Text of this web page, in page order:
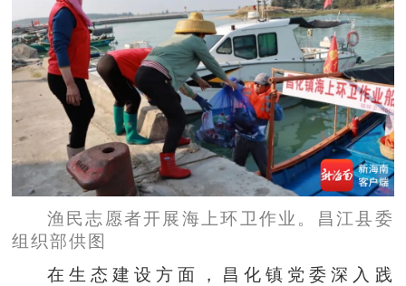
渔民志愿者开展海上环卫作业。昌江县委
组织部供图
在生态建设方面，昌化镇党委深入践